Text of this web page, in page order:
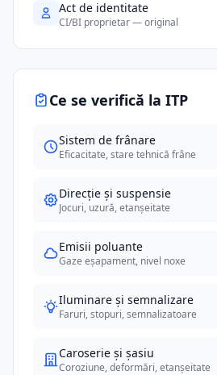
Act de identitate
CI/BI proprietar — original
Ce se verifică la ITP
Sistem de frânare
Eficacitate, stare tehnică frâne
Direcție și suspensie
Jocuri, uzură, etanșeitate
Emisii poluante
Gaze eșapament, nivel noxe
Iluminare și semnalizare
Faruri, stopuri, semnalizatoare
Caroserie și șasiu
Coroziune, deformări, etanșeitate